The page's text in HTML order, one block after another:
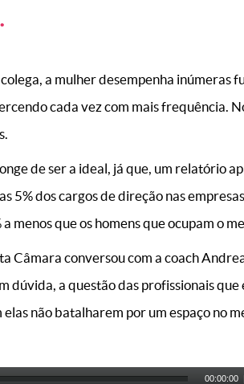
a mulher desempenha inúmeras
cada vez com mais frequência.
de ser a ideal, já que, um relatório
5% dos cargos de direção nas
menos que os homens que ocupam o
Câmara conversou com a coach
dúvida, a questão das profissionais
não batalharem por um espaço no
00:00:00